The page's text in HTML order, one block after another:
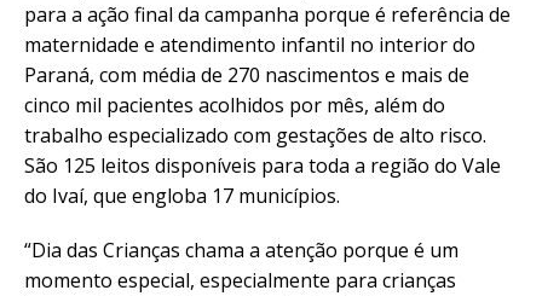
para a ação final da campanha porque é referência de
maternidade e atendimento infantil no interior do
Paraná, com média de 270 nascimentos e mais de
cinco mil pacientes acolhidos por mês, além do
trabalho especializado com gestações de alto risco.
São 125 leitos disponíveis para toda a região do Vale
do Ivaí, que engloba 17 municípios.
“Dia das Crianças chama a atenção porque é um
momento especial, especialmente para crianças